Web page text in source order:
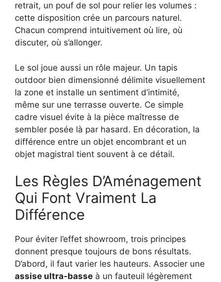
retrait, un pouf de sol pour relier les volumes :
cette disposition crée un parcours naturel.
Chacun comprend intuitivement où lire, où
discuter, où s’allonger.
Le sol joue aussi un rôle majeur. Un tapis
outdoor bien dimensionné délimite visuellement
la zone et installe un sentiment d’intimité,
même sur une terrasse ouverte. Ce simple
cadre visuel évite à la pièce maîtresse de
sembler posée là par hasard. En décoration, la
différence entre un objet encombrant et un
objet magistral tient souvent à ce détail.
Les Règles D’Aménagement
Qui Font Vraiment La
Différence
Pour éviter l’effet showroom, trois principes
donnent presque toujours de bons résultats.
D’abord, il faut varier les hauteurs. Associer une
assise ultra-basse à un fauteuil légèrement